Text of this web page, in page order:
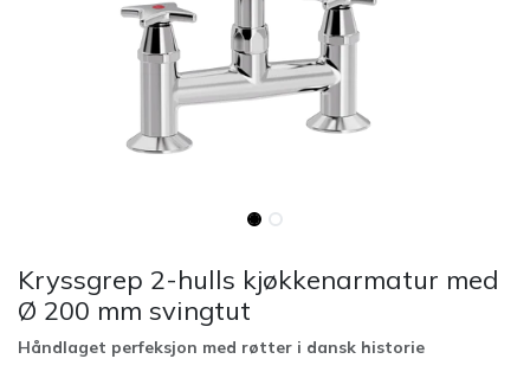
Kryssgrep 2-hulls kjøkkenarmatur med
Ø 200 mm svingtut
Håndlaget perfeksjon med røtter i dansk historie